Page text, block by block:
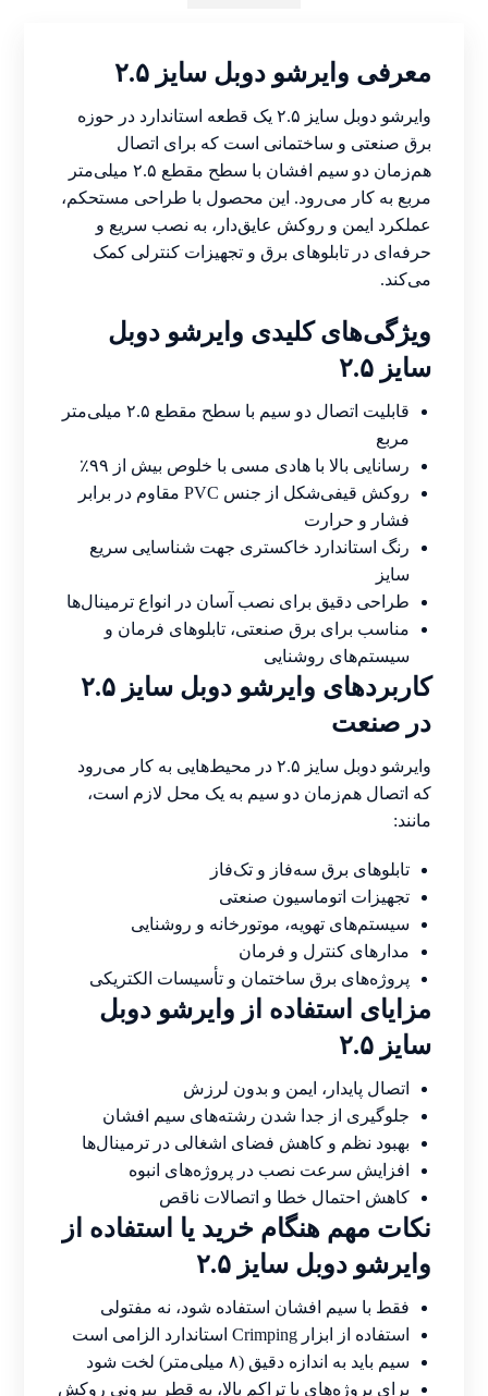
معرفی وایرشو دوبل سایز ۲.۵
وایرشو دوبل سایز ۲.۵ یک قطعه استاندارد در حوزه
برق صنعتی و ساختمانی است که برای اتصال
هم‌زمان دو سیم افشان با سطح مقطع ۲.۵ میلی‌متر
مربع به کار می‌رود. این محصول با طراحی مستحکم،
عملکرد ایمن و روکش عایق‌دار، به نصب سریع و
حرفه‌ای در تابلوهای برق و تجهیزات کنترلی کمک
می‌کند.
ویژگی‌های کلیدی وایرشو دوبل
سایز ۲.۵
قابلیت اتصال دو سیم با سطح مقطع ۲.۵ میلی‌متر
مربع
رسانایی بالا با هادی مسی با خلوص بیش از ۹۹٪
روکش قیفی‌شکل از جنس PVC مقاوم در برابر
فشار و حرارت
رنگ استاندارد خاکستری جهت شناسایی سریع
سایز
طراحی دقیق برای نصب آسان در انواع ترمینال‌ها
مناسب برای برق صنعتی، تابلوهای فرمان و
سیستم‌های روشنایی
کاربردهای وایرشو دوبل سایز ۲.۵
در صنعت
وایرشو دوبل سایز ۲.۵ در محیط‌هایی به کار می‌رود
که اتصال هم‌زمان دو سیم به یک محل لازم است،
مانند:
تابلوهای برق سه‌فاز و تک‌فاز
تجهیزات اتوماسیون صنعتی
سیستم‌های تهویه، موتورخانه و روشنایی
مدارهای کنترل و فرمان
پروژه‌های برق ساختمان و تأسیسات الکتریکی
مزایای استفاده از وایرشو دوبل
سایز ۲.۵
اتصال پایدار، ایمن و بدون لرزش
جلوگیری از جدا شدن رشته‌های سیم افشان
بهبود نظم و کاهش فضای اشغالی در ترمینال‌ها
افزایش سرعت نصب در پروژه‌های انبوه
کاهش احتمال خطا و اتصالات ناقص
نکات مهم هنگام خرید یا استفاده از
وایرشو دوبل سایز ۲.۵
فقط با سیم افشان استفاده شود، نه مفتولی
استفاده از ابزار Crimping استاندارد الزامی است
سیم باید به اندازه دقیق (۸ میلی‌متر) لخت شود
برای پروژه‌های با تراکم بالا، به قطر بیرونی روکش